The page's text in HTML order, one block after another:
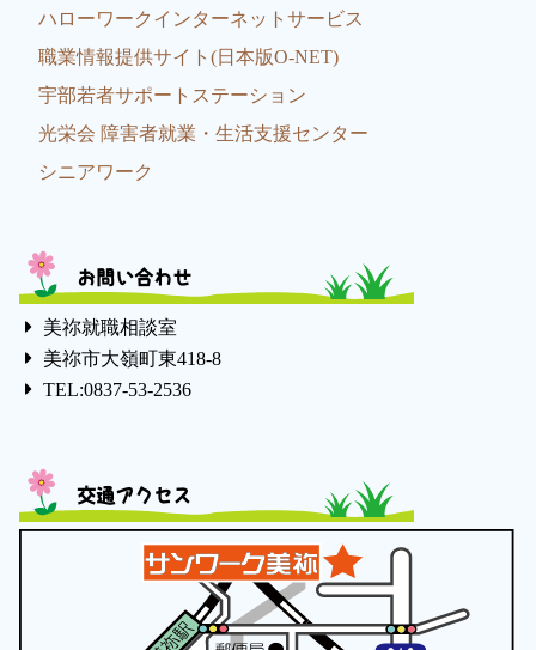
ハローワークインターネットサービス
職業情報提供サイト(日本版O-NET)
宇部若者サポートステーション
光栄会 障害者就業・生活支援センター
シニアワーク
お問い合わせ
美祢就職相談室
美祢市大嶺町東418-8
TEL:0837-53-2536
交通アクセス